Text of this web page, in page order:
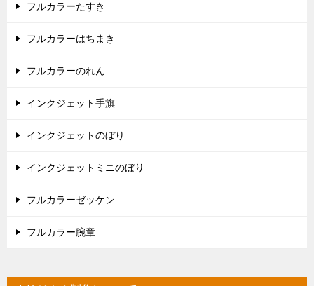
フルカラーたすき
フルカラーはちまき
フルカラーのれん
インクジェット手旗
インクジェットのぼり
インクジェットミニのぼり
フルカラーゼッケン
フルカラー腕章